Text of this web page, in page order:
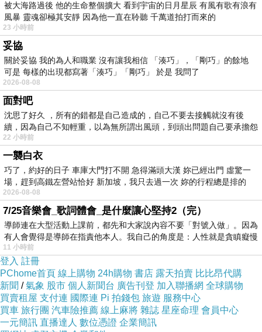
被大海路過後 他的生命整個擴大 看到宇宙的日月星辰 有風有歌有浪有
風暴 靈魂卻極其安靜 因為他一直在聆聽 千萬道拍打而來的
23 小時前
妥協
關於妥協 我的為人和職業 沒有讓我相信 「湊巧」，「剛巧」的餘地
可是 每樣的出現都寫著「湊巧」「剛巧」 於是 我問了
2026-08-08
面對吧
沈思了好久 ，所有的錯都是自己造成的，自己不要去接觸就沒有後
續，因為自己不知輕重，以為無所謂出風頭，到頭出問題自己要承擔怨
不
22 小時前
一襲白衣
巧了，約好的日子 車庫大門打不開 急得滿頭大漢 妳已經出門 虛驚一
場，趕到高鐵左營站恰好 新加坡，我只去過一次 妳的行程總是排的
2026-08-08
7/25音樂會_歌詞體會_是什麼讓心堅持2（完）
導師連在大型活動上課前，都先和大家說內容不要「對號入做」。因為
有人會覺得是導師在指責他本人。我自己的角度是：人性就是貪瞋癡慢
11 小時前
登入 註冊
PChome首頁 線上購物 24h購物 書店 露天拍賣 比比昂代購
新聞 /氣象 股市 個人新聞台 廣告刊登 加入聯播網 全球購物
買賣租屋 支付連 國際連 Pi 拍錢包 旅遊 服務中心
買車 旅行團 汽車險推薦 線上麻將 雜誌 星座命理 會員中心
一元簡訊 直播達人 數位憑證 企業簡訊